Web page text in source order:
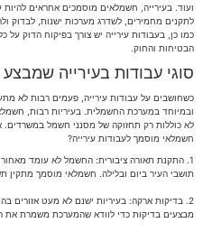
ועוד. בעירייה, חשמלאים מוסמכים אחראים
לתקנים מחמירים, לשדרג מערכות ישנות, לבדוק
כמו כן, בעבודות עירייה יש צורך בפיקוח הדוק
הבטיחות והחוק.
סוגי עבודות בעירייה
כשחושבים על עבודות עירייה, פעמים רבות לא
ובמיוחד במערכת החשמלית. בעיריות רבות,
לא כוללות רק תחזוקה של מסנני חשמל במשרדים.
חשמלאי מוסמך לעבודות עירייה?
1. התקנת תאורה ציבורית: החשמל לא עומד
תושבי העיר ביום ובלילה. חשמלאי מוסמך מתקין
2. בדיקות ארקה: בעיריות ישנם לא מעט אזורים
מבצעים בדיקות כדי לוודא שהמערכת משמרת את